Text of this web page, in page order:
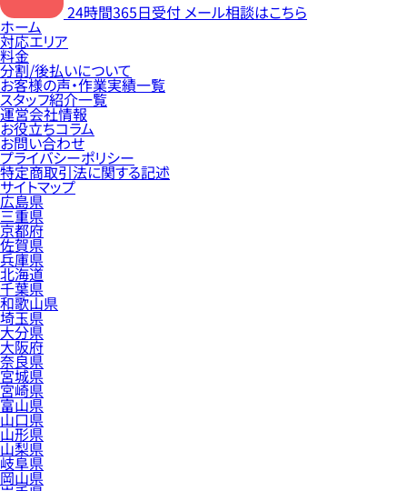
24時間365日受付 メール相談はこちら
ホーム
対応エリア
料金
分割/後払いについて
お客様の声・作業実績一覧
スタッフ紹介一覧
運営会社情報
お役立ちコラム
お問い合わせ
プライバシーポリシー
特定商取引法に関する記述
サイトマップ
広島県
三重県
京都府
佐賀県
兵庫県
北海道
千葉県
和歌山県
埼玉県
大分県
大阪府
奈良県
宮城県
宮崎県
富山県
山口県
山形県
山梨県
岐阜県
岡山県